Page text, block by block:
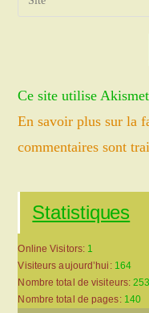
address
(facultatif)
Ce site utilise
En savoir plus sur la
commentaires sont
Statistiques
Online Visitors: 1
Visiteurs aujourd’hui: 164
Nombre total de visiteurs:
Nombre total de pages: 140